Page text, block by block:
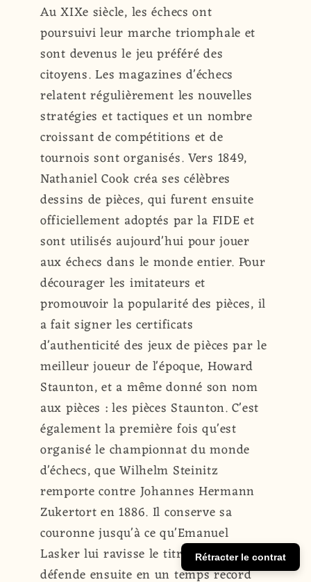
Au XIXe siècle, les échecs ont
poursuivi leur marche triomphale et
sont devenus le jeu préféré des
citoyens. Les magazines d'échecs
relatent régulièrement les nouvelles
stratégies et tactiques et un nombre
croissant de compétitions et de
tournois sont organisés. Vers 1849,
Nathaniel Cook créa ses célèbres
dessins de pièces, qui furent ensuite
officiellement adoptés par la FIDE et
sont utilisés aujourd'hui pour jouer
aux échecs dans le monde entier. Pour
décourager les imitateurs et
promouvoir la popularité des pièces, il
a fait signer les certificats
d'authenticité des jeux de pièces par le
meilleur joueur de l'époque, Howard
Staunton, et a même donné son nom
aux pièces : les pièces Staunton. C'est
également la première fois qu'est
organisé le championnat du monde
d'échecs, que Wilhelm Steinitz
remporte contre Johannes Hermann
Zukertort en 1886. Il conserve sa
couronne jusqu'à ce qu'Emanuel
Lasker lui ravisse le titre en 1894 et le
défende ensuite en un temps record
Rétracter le contrat